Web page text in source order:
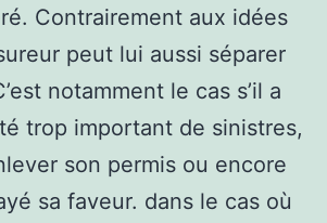
Contrairement aux idées
peut lui aussi séparer
notamment le cas s’il a
trop important de sinistres,
son permis ou encore
sa faveur. dans le cas où